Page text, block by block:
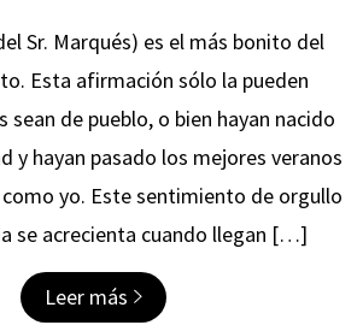
Sr. Marqués) es el más bonito del
Esta afirmación sólo la pueden
sean de pueblo, o bien hayan nacido
y hayan pasado los mejores veranos
yo. Este sentimiento de orgullo
se acrecienta cuando llegan […]
Leer más